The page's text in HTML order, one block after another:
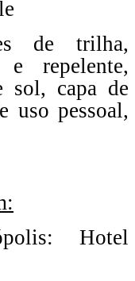
de trilha,
repelente,
sol, capa de
uso pessoal,
Hotel